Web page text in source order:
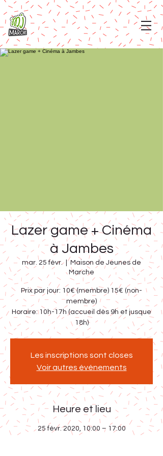
Lazer game + Cinéma
à Jambes
mar. 25 févr.
  |
Maison de Jeunes de
Marche
Prix par jour: 10€ (membre) 15€ (non-
membre)
Horaire: 10h-17h (accueil dès 9h et jusque
18h)
Les inscriptions sont closes
Voir autres événements
Heure et lieu
25 févr. 2020, 10:00 – 17:00